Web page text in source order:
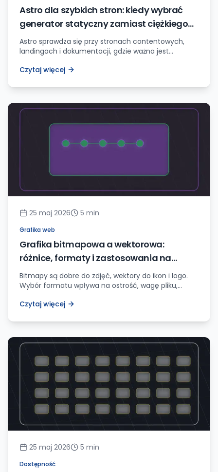
Astro dla szybkich stron: kiedy wybrać
generator statyczny zamiast ciężkiego
CMS-a
Astro sprawdza się przy stronach contentowych,
landingach i dokumentacji, gdzie ważna jest
powinien jednak uciekać z WordPressa.
Czytaj więcej
25 maj 2026 5 min
Grafika web
Grafika bitmapowa a wektorowa:
różnice, formaty i zastosowania na
stronie
Bitmapy są dobre do zdjęć, wektory do ikon i logo.
Wybór formatu wpływa na ostrość, wagę pliku,
Czytaj więcej
25 maj 2026 5 min
Dostępność